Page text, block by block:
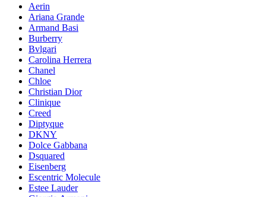
Aerin
Ariana Grande
Armand Basi
Burberry
Bvlgari
Carolina Herrera
Chanel
Chloe
Christian Dior
Clinique
Creed
Diptyque
DKNY
Dolce Gabbana
Dsquared
Eisenberg
Escentric Molecule
Estee Lauder